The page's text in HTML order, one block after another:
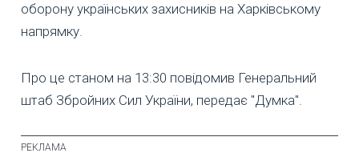
оборону українських захисників на Харківському
напрямку.
Про це станом на 13:30 повідомив Генеральний
штаб Збройних Сил України, передає "Думка".